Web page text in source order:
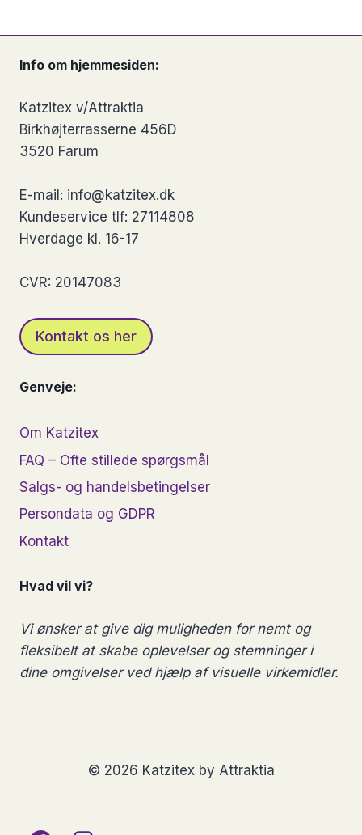
flere
Mulighederne
kan
vælges
varesiden
Info om hjemmesiden:
Katzitex v/Attraktia
Birkhøjterrasserne 456D
3520 Farum
E-mail: info@katzitex.dk
Kundeservice tlf: 27114808
Hverdage kl. 16-17
CVR: 20147083
Kontakt os her
Genveje:
Om Katzitex
FAQ – Ofte stillede spørgsmål
Salgs- og handelsbetingelser
Persondata og GDPR
Kontakt
Hvad vil vi?
Vi ønsker at give dig muligheden for nemt og
fleksibelt at skabe oplevelser og stemninger i
dine omgivelser ved hjælp af visuelle virkemidler.
© 2026 Katzitex by Attraktia